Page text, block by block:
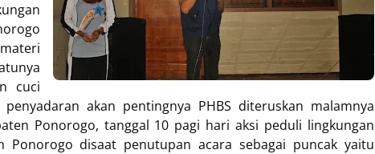
cuci
akan pentingnya PHBS diteruskan malamnya
Ponorogo, tanggal 10 pagi hari aksi peduli lingkungan
Ponorogo disaat penutupan acara sebagai puncak yaitu